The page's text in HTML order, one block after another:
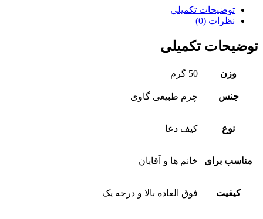
توضیحات تکمیلی
نظرات (0)
توضیحات تکمیلی
وزن 50 گرم
جنس چرم طبیعی گاوی
نوع کیف دعا
مناسب برای خانم ها و آقایان
کیفیت فوق العاده بالا و درجه یک